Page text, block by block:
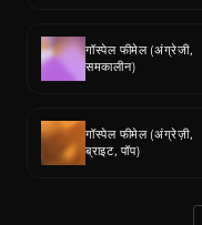
गॉस्पेल फीमेल (अंग्रेजी,
समकालीन)
गॉस्पेल फीमेल (अंग्रेज़ी,
ब्राइट, पॉप)